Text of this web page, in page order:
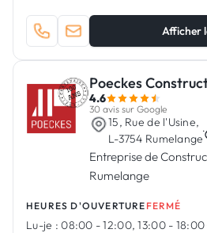
Afficher
Poeckes
4.6
30 avis sur Google
15, Rue de l'Usine,
L-3754 Rumelange
·
Entreprise de
Rumelange
HEURES D'OUVERTURE FERMÉ
Lu-je : 08:00 - 12:00, 13:00 - 18:00